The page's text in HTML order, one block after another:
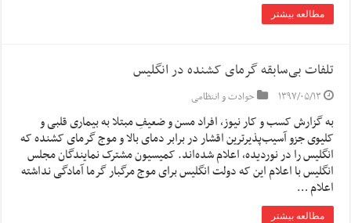
مطالعه بیشتر
تلفات بی‌سابقه گرمای کشنده‌ در انگلیس
۱۳۹۷/۰۵/۱۳ حوادث و انتظامی
به گزارش کسب و کار نیوز، افراد مسن و ضعیفِ مبتلا به بیماری قلبی و
کلیوی جزو آسیب‌پذیرترین اقشار در برابر دمای بالا و موج گرمای کشنده که
انگلیس را در نوردیده، اعلام شده‌اند. کمیسیون مشترک نمایندگان مجلس
انگلیس با اعلام این که دولت انگلیس برای موج مرگبار گرما آمادگی نداشته
اعلام …
مطالعه بیشتر